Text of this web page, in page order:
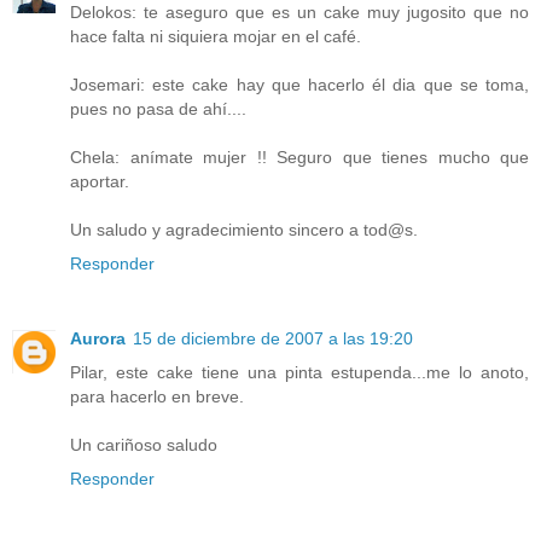
Delokos: te aseguro que es un cake muy jugosito que no
hace falta ni siquiera mojar en el café.
Josemari: este cake hay que hacerlo él dia que se toma,
pues no pasa de ahí....
Chela: anímate mujer !! Seguro que tienes mucho que
aportar.
Un saludo y agradecimiento sincero a tod@s.
Responder
Aurora 15 de diciembre de 2007 a las 19:20
Pilar, este cake tiene una pinta estupenda...me lo anoto,
para hacerlo en breve.
Un cariñoso saludo
Responder